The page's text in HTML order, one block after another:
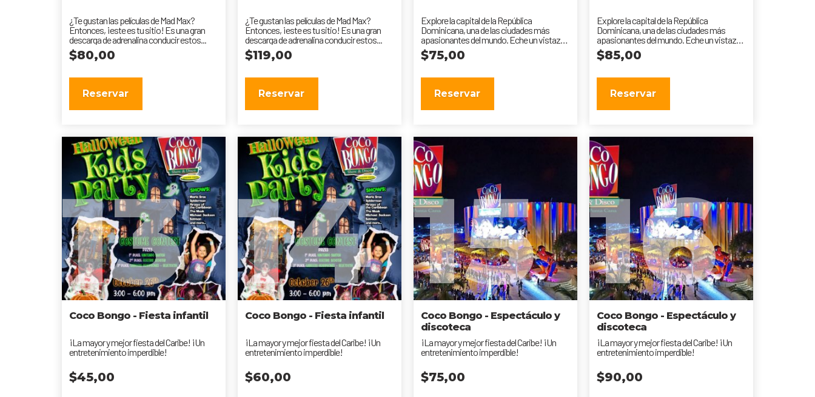
¿Te gustan las películas de Mad Max?
Entonces, ¡este es tu sitio! Es una gran
descarga de adrenalina conducir estos...
$80,00
Reservar
¿Te gustan las películas de Mad Max?
Entonces, ¡este es tu sitio! Es una gran
descarga de adrenalina conducir estos...
$119,00
Reservar
Explore la capital de la República
Dominicana, una de las ciudades más
apasionantes del mundo. Eche un vistazo
a...
$75,00
Reservar
Explore la capital de la República
Dominicana, una de las ciudades más
apasionantes del mundo. Eche un vistazo
a...
$85,00
Reservar
13
Coco Bongo - Fiesta infantil
¡La mayor y mejor fiesta del Caribe! ¡Un
entretenimiento imperdible!
$45,00
14
Coco Bongo - Fiesta infantil
¡La mayor y mejor fiesta del Caribe! ¡Un
entretenimiento imperdible!
$60,00
15
Coco Bongo - Espectáculo y
discoteca
¡La mayor y mejor fiesta del Caribe! ¡Un
entretenimiento imperdible!
$75,00
16
Coco Bongo - Espectáculo y
discoteca
¡La mayor y mejor fiesta del Caribe! ¡Un
entretenimiento imperdible!
$90,00